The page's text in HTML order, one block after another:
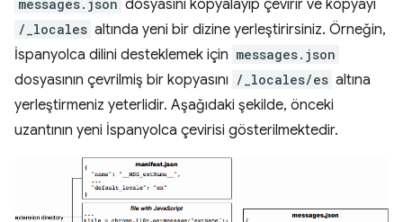
messages.json dosyasını kopyalayıp çevirir ve kopyayı
/_locales altında yeni bir dizine yerleştirirsiniz. Örneğin,
İspanyolca dilini desteklemek için messages.json
dosyasının çevrilmiş bir kopyasını /_locales/es altına
yerleştirmeniz yeterlidir. Aşağıdaki şekilde, önceki
uzantının yeni İspanyolca çevirisi gösterilmektedir.